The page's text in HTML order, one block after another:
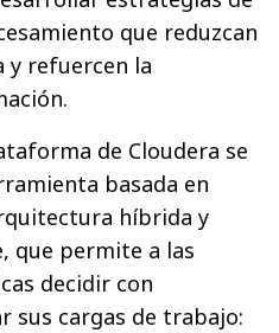
que reduzcan
y refuercen la
de Cloudera se
basada en
híbrida y
que permite a las
decidir con
sus cargas de trabajo: